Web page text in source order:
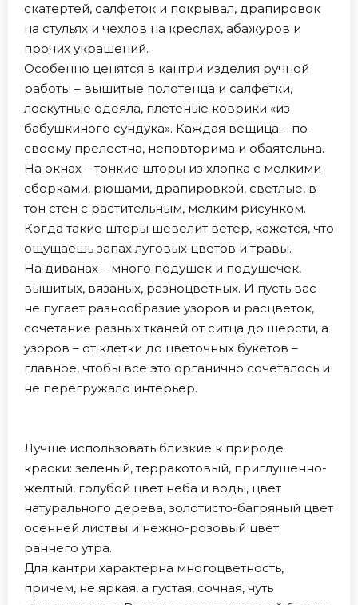
скатертей, салфеток и покрывал, драпировок
на стульях и чехлов на креслах, абажуров и
прочих украшений.
Особенно ценятся в кантри изделия ручной
работы – вышитые полотенца и салфетки,
лоскутные одеяла, плетеные коврики «из
бабушкиного сундука». Каждая вещица – по-
своему прелестна, неповторима и обаятельна.
На окнах – тонкие шторы из хлопка с мелкими
сборками, рюшами, драпировкой, светлые, в
тон стен с растительным, мелким рисунком.
Когда такие шторы шевелит ветер, кажется, что
ощущаешь запах луговых цветов и травы.
На диванах – много подушек и подушечек,
вышитых, вязаных, разноцветных. И пусть вас
не пугает разнообразие узоров и расцветок,
сочетание разных тканей от ситца до шерсти, а
узоров – от клетки до цветочных букетов –
главное, чтобы все это органично сочеталось и
не перегружало интерьер.
Лучше использовать близкие к природе
краски: зеленый, терракотовый, приглушенно-
желтый, голубой цвет неба и воды, цвет
натурального дерева, золотисто-багряный цвет
осенней листвы и нежно-розовый цвет
раннего утра.
Для кантри характерна многоцветность,
причем, не яркая, а густая, сочная, чуть